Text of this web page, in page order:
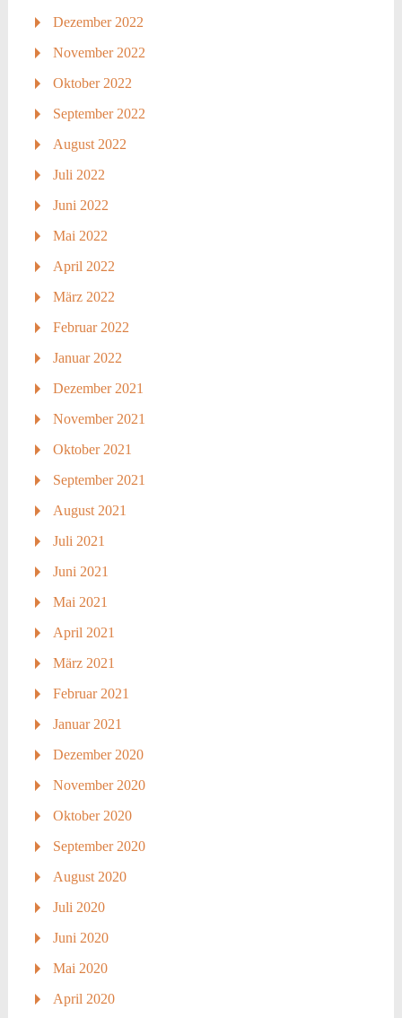
Dezember 2022
November 2022
Oktober 2022
September 2022
August 2022
Juli 2022
Juni 2022
Mai 2022
April 2022
März 2022
Februar 2022
Januar 2022
Dezember 2021
November 2021
Oktober 2021
September 2021
August 2021
Juli 2021
Juni 2021
Mai 2021
April 2021
März 2021
Februar 2021
Januar 2021
Dezember 2020
November 2020
Oktober 2020
September 2020
August 2020
Juli 2020
Juni 2020
Mai 2020
April 2020